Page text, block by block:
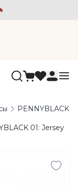
PENNYBLACK
01: Jersey